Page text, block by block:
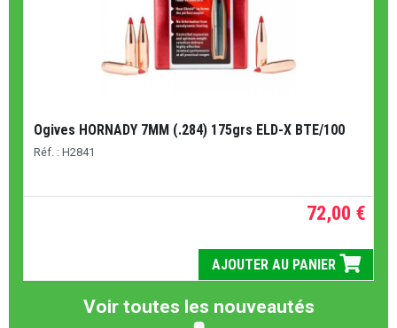
Ogives HORNADY 7MM (.284) 175grs ELD-X BTE/100
Réf. : H2841
72,00 €
AJOUTER AU PANIER
Voir toutes les nouveautés